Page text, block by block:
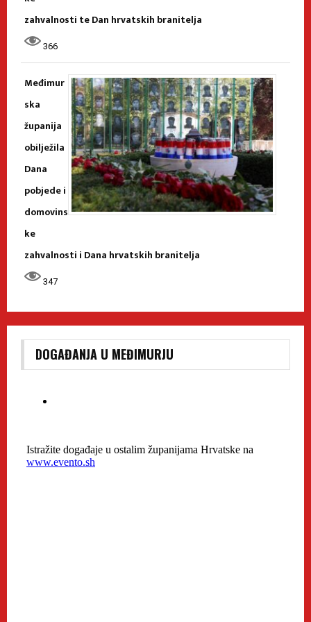
zahvalnosti te Dan hrvatskih branitelja
366
Međimur
ska
županija
obilježila
Dana
pobjede i
domovins
ke
zahvalnosti i Dana hrvatskih branitelja
347
DOGAĐANJA U MEĐIMURJU